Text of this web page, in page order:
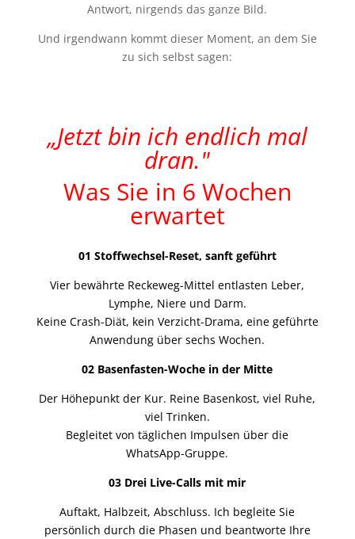
Antwort, nirgends das ganze Bild.
Und irgendwann kommt dieser Moment, an dem Sie
zu sich selbst sagen:
„Jetzt bin ich endlich mal
dran."
Was Sie in 6 Wochen
erwartet
01 Stoffwechsel-Reset, sanft geführt
Vier bewährte Reckeweg-Mittel entlasten Leber,
Lymphe, Niere und Darm.
Keine Crash-Diät, kein Verzicht-Drama, eine geführte
Anwendung über sechs Wochen.
02 Basenfasten-Woche in der Mitte
Der Höhepunkt der Kur. Reine Basenkost, viel Ruhe,
viel Trinken.
Begleitet von täglichen Impulsen über die
WhatsApp-Gruppe.
03 Drei Live-Calls mit mir
Auftakt, Halbzeit, Abschluss. Ich begleite Sie
persönlich durch die Phasen und beantworte Ihre